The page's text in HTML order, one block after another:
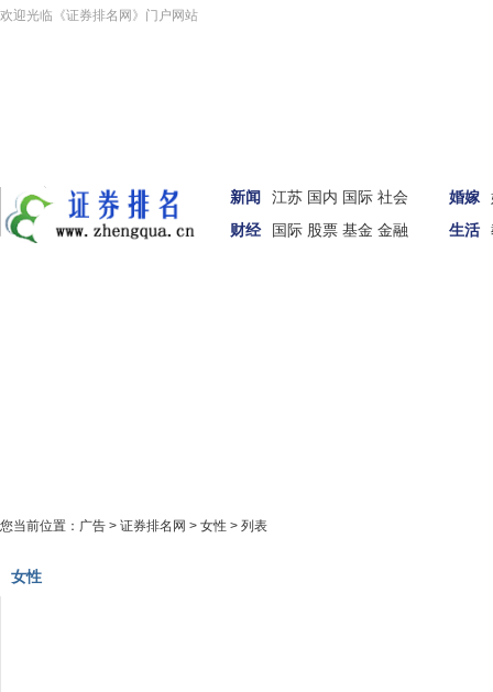
欢迎光临《证券排名网》门户网站
新闻 江苏 国内 国际 社会
财经
国际 股票 基金 金融
婚嫁
生活
您当前位置： 广告 > 证券排名网 > 女性 > 列表
女性